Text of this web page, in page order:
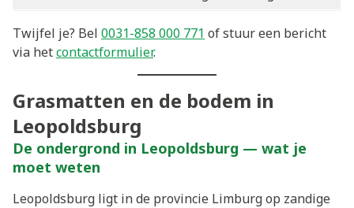
Twijfel je? Bel 0031-858 000 771 of stuur een bericht
via hetcontactformulier.
Grasmatten en de bodem in
Leopoldsburg
De ondergrond in Leopoldsburg — wat je
moet weten
Leopoldsburg ligt in de provincie Limburg op zandige